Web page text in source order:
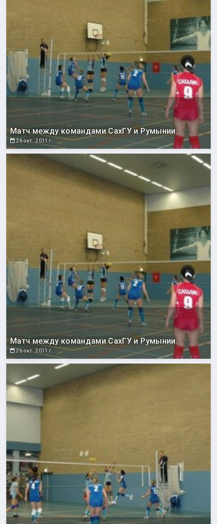
Матч между командами СахГУ и Румынии.
26 окт. 2011 г.
Матч между командами СахГУ и Румынии.
26 окт. 2011 г.